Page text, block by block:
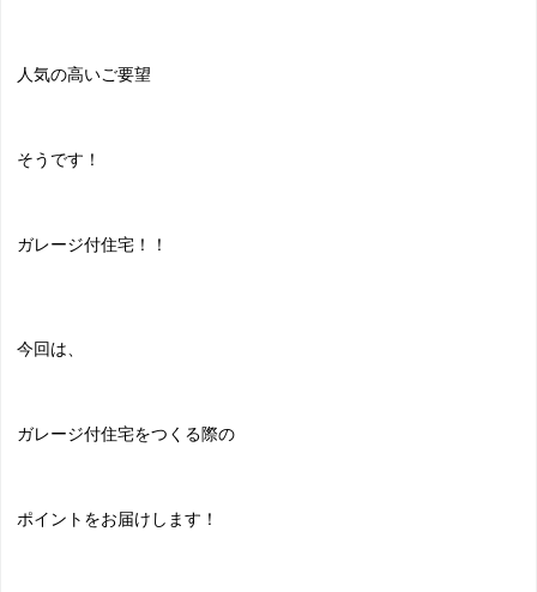
人気の高いご要望
そうです！
ガレージ付住宅！！
今回は、
ガレージ付住宅をつくる際の
ポイントをお届けします！